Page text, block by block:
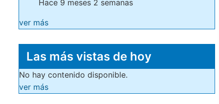
Hace 9 meses 2 semanas
ver más
Las más vistas de hoy
No hay contenido disponible.
ver más